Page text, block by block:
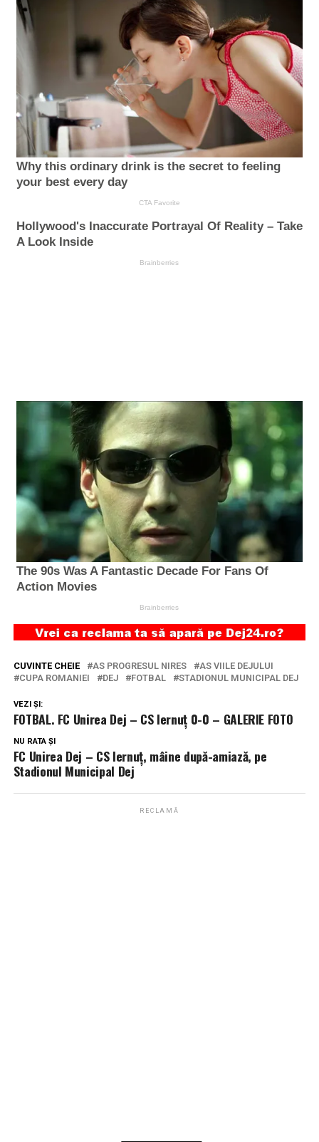
CUVINTE CHEIE AS PROGRESUL NIRES
AS VIILE DEJULUI
CUPA ROMANIEI
DEJ FOTBAL STADIONUL MUNICIPAL DEJ
VEZI ȘI:
FOTBAL. FC Unirea Dej – CS Iernuț 0-0 – GALERIE FOTO
NU RATA ȘI
FC Unirea Dej – CS Iernuț, mâine după-amiază, pe
Stadionul Municipal Dej
RECLAMĂ